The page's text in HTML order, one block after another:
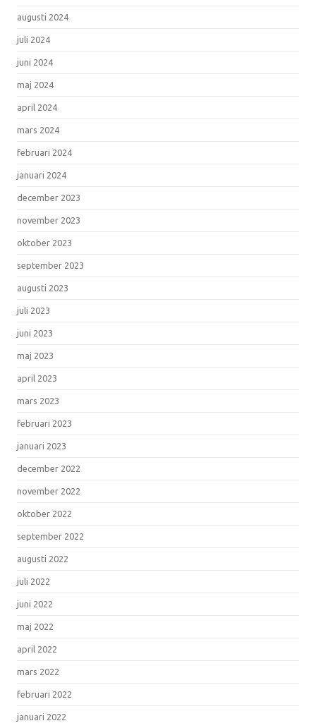
augusti 2024
juli 2024
juni 2024
maj 2024
april 2024
mars 2024
februari 2024
januari 2024
december 2023
november 2023
oktober 2023
september 2023
augusti 2023
juli 2023
juni 2023
maj 2023
april 2023
mars 2023
februari 2023
januari 2023
december 2022
november 2022
oktober 2022
september 2022
augusti 2022
juli 2022
juni 2022
maj 2022
april 2022
mars 2022
februari 2022
januari 2022